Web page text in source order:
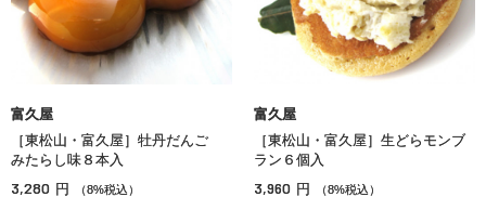
富久屋
［東松山・富久屋］牡丹だんご
みたらし味８本入
3,280 円 （8%税込）
富久屋
［東松山・富久屋］生どらモンブ
ラン６個入
3,960 円 （8%税込）